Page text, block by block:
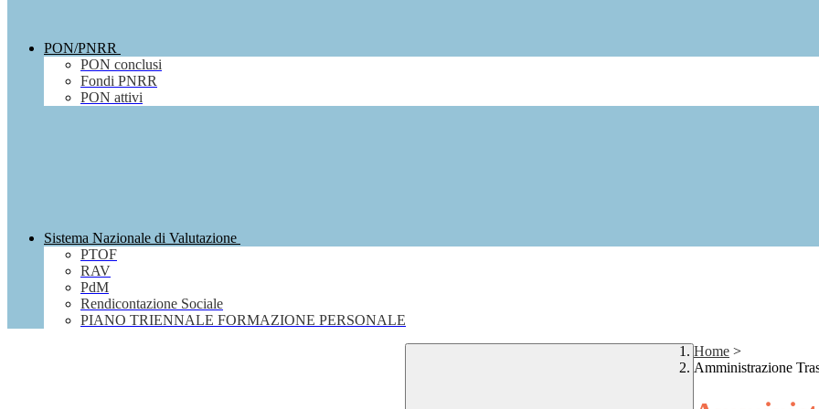
PON/PNRR
PON conclusi
Fondi PNRR
PON attivi
Sistema Nazionale di Valutazione
PTOF
RAV
PdM
Rendicontazione Sociale
PIANO TRIENNALE FORMAZIONE PERSONALE
Home >
Amministrazione